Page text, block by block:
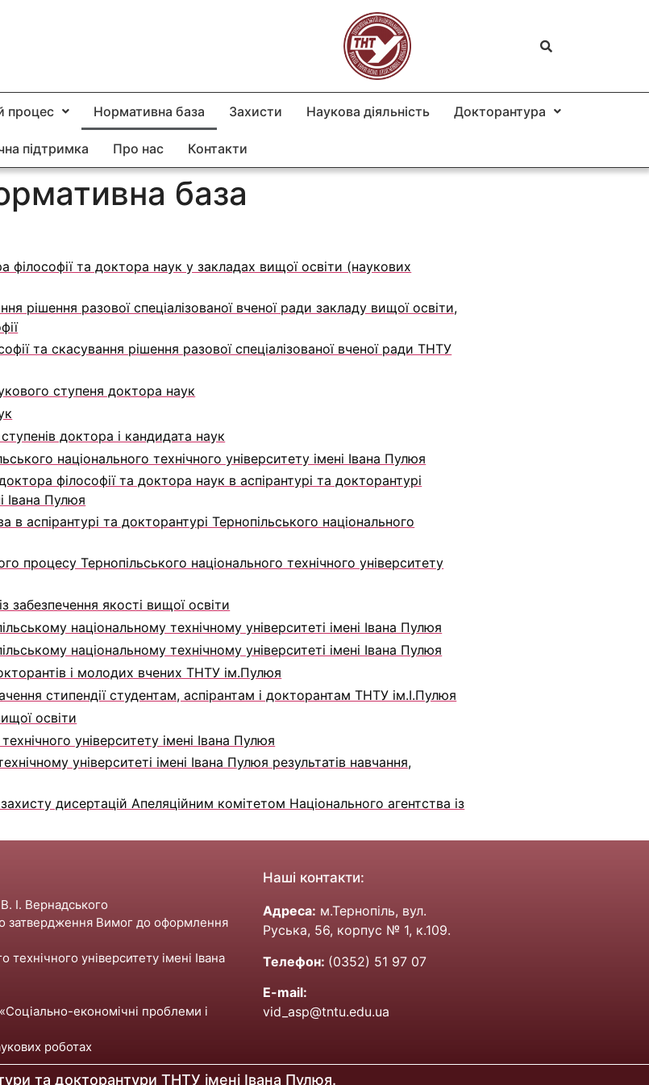
процес Нормативна база Захисти Наукова діяльність Докторантура
підтримка Про нас Контакти
база
та доктора наук у закладах вищої освіти (наукових
рішення разової спеціалізованої вченої ради закладу вищої освіти,
та скасування рішення разової спеціалізованої вченої ради ТНТУ
ступеня доктора наук
доктора і кандидата наук
національного технічного університету імені Івана Пулюя
філософії та доктора наук в аспірантурі та докторантурі
Івана Пулюя
аспірантурі та докторантурі Тернопільського національного
процесу Тернопільського національного технічного університету
забезпечення якості вищої освіти
національному технічному університеті імені Івана Пулюя
національному технічному університеті імені Івана Пулюя
і молодих вчених ТНТУ ім.Пулюя
стипендії студентам, аспірантам і докторантам ТНТУ ім.І.Пулюя
освіти
університету імені Івана Пулюя
університеті імені Івана Пулюя результатів навчання,
дисертацій Апеляційним комітетом Національного агентства із
І. Вернадського
затвердження Вимог до оформлення
технічного університету імені Івана
економічні проблеми і
роботах
Наші контакти:
Адреса: м.Тернопіль, вул.
Руська, 56, корпус № 1, к.109.
Телефон: (0352) 51 97 07
E-mail:
vid_asp@tntu.edu.ua
та докторантури ТНТУ імені Івана Пулюя.